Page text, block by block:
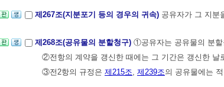
제267조(지분포기 등의 경우의 귀속) 공유자가 그 지분
제268조(공유물의 분할청구) ①공유자는 공유물의 분할
②전항의 계약을 갱신한 때에는 그 기간은 갱신한 날
③전2항의 규정은 제215조 제239조의 공유물에는